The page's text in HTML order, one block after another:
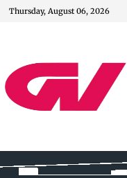
Thursday, August 06, 2026